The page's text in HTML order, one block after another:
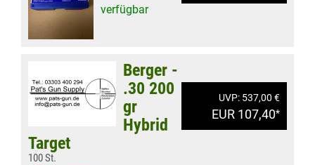
verfügbar
UVP: 537,00 €
EUR 107,40*
Berger -
.30 200
gr
Hybrid
Target
100 St.